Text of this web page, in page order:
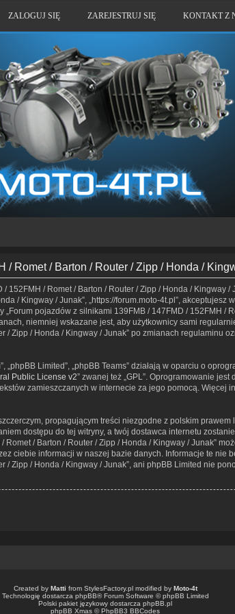
ZALOGUJ SIĘ ZAREJESTRUJ SIĘ KONTAKT Z
Romet / Barton / Router / Zipp / Honda /
/ Romet / Barton / Router / Zipp / Honda / Kingway /
/ Kingway / Junak”, „https://forum.moto-4t.pl”,
pojazdów z silnikami 139FMB / 147FMD / 152FMH /
niemniej wskazane jest, aby użytkownicy sami
/ Zipp / Honda / Kingway / Junak” po zmianach regulaminu
„phpBB Limited”, „phpBB Teams” działają w oparciu o
Public License v2” zwanej też „GPL”. Oprogramowanie
zamieszczanych w internecie za jego pomocą. Więcej
propagującym treści niezgodne z polskim
dostępu do tej witryny, a twój dostawca internetu
/ Barton / Router / Zipp / Honda / Kingway / Junak”
ciebie informacji w naszej bazie danych. Informacje te nie
Zipp / Honda / Kingway / Junak”, ani phpBB Limited nie
Created by Matti from StylesFactory.plmodified by Moto-4t
Technologię dostarcza phpBB® Forum Software © phpBB Limited
Polski pakiet językowy dostarcza phpBB.pl
phpBB Xmas ©PhpBB3 BBCodes